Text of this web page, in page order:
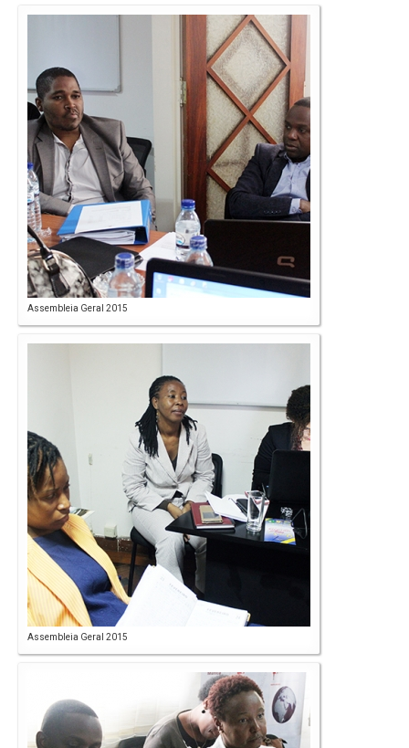
Assembleia Geral 2015
Assembleia Geral 2015